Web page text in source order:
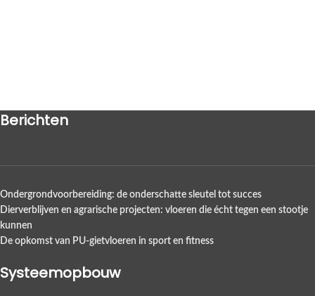
Berichten
Ondergrondvoorbereiding: de onderschatte sleutel tot succes
Dierverblijven en agrarische projecten: vloeren die écht tegen een stootje
kunnen
De opkomst van PU-gietvloeren in sport en fitness
Systeemopbouw